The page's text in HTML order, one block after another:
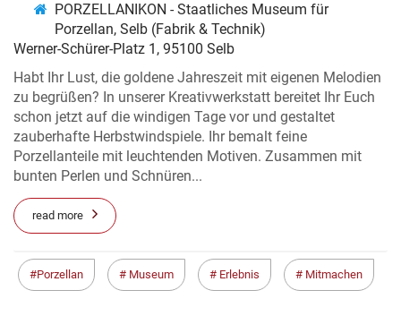
PORZELLANIKON - Staatliches Museum für
Porzellan, Selb (Fabrik & Technik)
Werner-Schürer-Platz 1, 95100 Selb
Habt Ihr Lust, die goldene Jahreszeit mit eigenen Melodien
zu begrüßen? In unserer Kreativwerkstatt bereitet Ihr Euch
schon jetzt auf die windigen Tage vor und gestaltet
zauberhafte Herbstwindspiele. Ihr bemalt feine
Porzellanteile mit leuchtenden Motiven. Zusammen mit
bunten Perlen und Schnüren...
read more
Porzellan Museum Erlebnis Mitmachen